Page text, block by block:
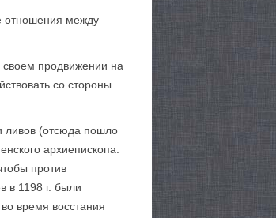
отношения между
продвижении на
со стороны
ливов (отсюда пошло
архиепископа.
против
в 1198 г. были
время восстания